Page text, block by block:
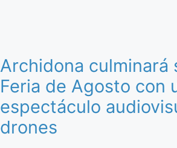
Archidona culminará
Feria de Agosto con
espectáculo
drones